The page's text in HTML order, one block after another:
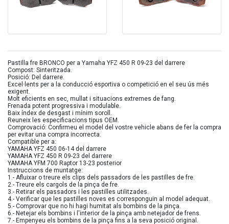
Pastilla fre BRONCO per a Yamaha YFZ 450 R 09-23 del darrere
Compost: Sinteritzada.
Posició: Del darrere.
Excel·lents per a la conducció esportiva o competició en el seu ús més
exigent.
Molt eficients en sec, mullat i situacions extremes de fang.
Frenada potent progressiva i modulable.
Baix índex de desgast i mínim soroll.
Reuneix les especificacions tipus OEM.
Comprovació: Confirmeu el model del vostre vehicle abans de fer la compra
per evitar una compra incorrecta.
Compatible per a:
YAMAHA YFZ 450 06-14 del darrere
YAMAHA YFZ 450 R 09-23 del darrere
YAMAHA YFM 700 Raptor 13-23 posterior
Instruccions de muntatge:
1.- Afluixar o treure els clips dels passadors de les pastilles de fre.
2.- Treure els cargols de la pinça de fre.
3.- Retirar els passadors i les pastilles utilitzades.
4.- Verificar que les pastilles noves es corresponguin al model adequat.
5.- Comprovar que no hi hagi humitat als bombins de la pinça.
6.- Netejar els bombins i l'interior de la pinça amb netejador de frens.
7.- Empenyeu els bombins de la pinça fins a la seva posició original.